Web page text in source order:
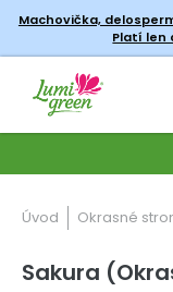
Machovička,
Platí len
Úvod Okrasné
Sakura